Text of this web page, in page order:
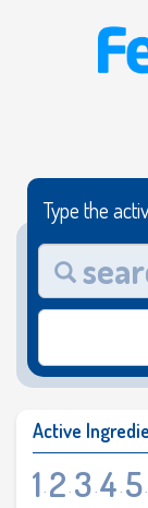
Type the
Active
1· 2· 3·4· 5·